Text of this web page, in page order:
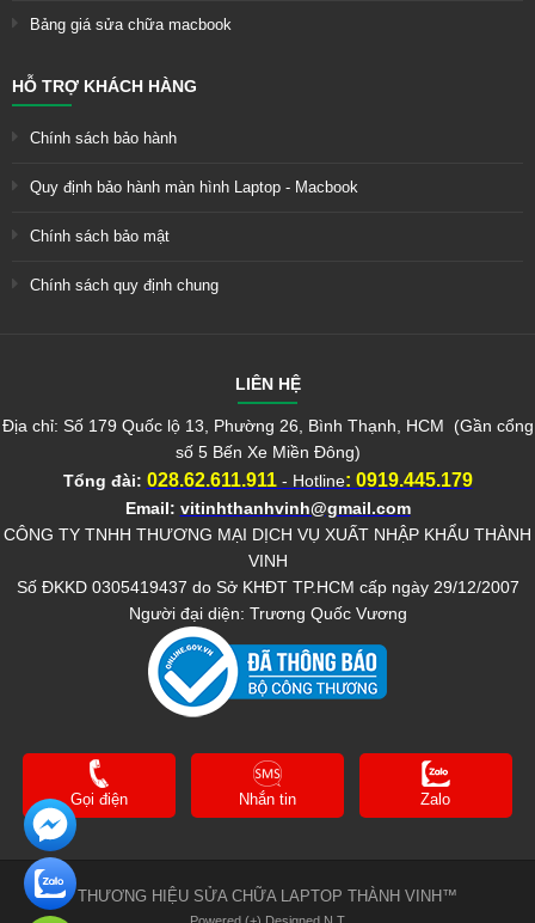
Bảng giá sửa chữa macbook
HỖ TRỢ KHÁCH HÀNG
Chính sách bảo hành
Quy định bảo hành màn hình Laptop - Macbook
Chính sách bảo mật
Chính sách quy định chung
LIÊN HỆ
Địa chỉ: Số 179 Quốc lộ 13, Phường 26, Bình Thạnh, HCM (Gần cổng
số 5 Bến Xe Miền Đông)
Tổng đài: 028.62.611.911 - Hotline: 0919.445.179
Email: vitinhthanhvinh@gmail.com
CÔNG TY TNHH THƯƠNG MẠI DỊCH VỤ XUẤT NHẬP KHẨU THÀNH
VINH
Số ĐKKD 0305419437 do Sở KHĐT TP.HCM cấp ngày 29/12/2007
Người đại diện: Trương Quốc Vương
Gọi điện Nhắn tin Zalo
THƯƠNG HIỆU SỬA CHỮA LAPTOP THÀNH VINH™